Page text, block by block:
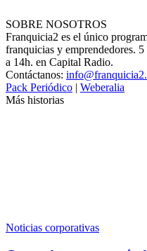
SOBRE NOSOTROS
Franquicia2 es el único
franquicias y emprendedores.
a 14h. en Capital Radio.
Contáctanos:
Pack Periódico | Weberalia
Más historias
Noticias corporativas